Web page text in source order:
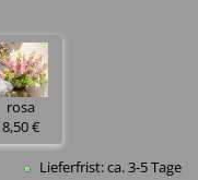
rosa
8,50 €
Lieferfrist: ca. 3-5 Tage